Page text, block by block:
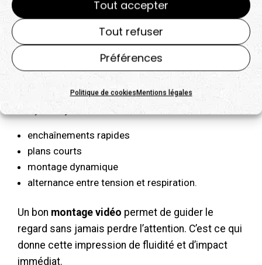
Tout accepter
Tout refuser
Préférences
Politique de cookiesMentions légales
Un teaser efficace esttoujours court
et 60 secondes). Sa durée limitée incite à aller
droit au but et à éliminer tout ce qui n’est pas
Le rythme joue ici un rôle central :
enchaînements rapides
plans courts
montage dynamique
alternance entre tension et respiration.
Un bon montage vidéo permet de guider le
regard sans jamais perdre l’attention. C’est ce qui
donne cette impression de fluidité et d’impact
immédiat.